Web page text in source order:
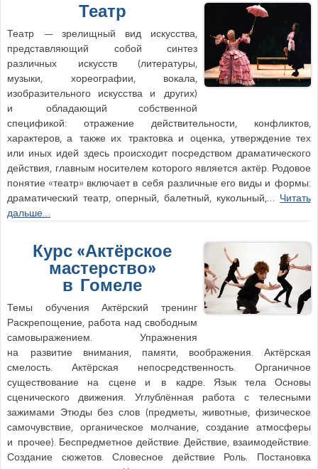
Театр
Театр — зрелищный вид искусства,
представляющий собой синтез
различных искусств (литературы,
музыки, хореографии, вокала,
изобразительного искусства и других)
и обладающий собственной
спецификой: отражение действительности, конфликтов,
характеров, а также их трактовка и оценка, утверждение тех
или иных идей здесь происходит посредством драматического
действия, главным носителем которого является актёр. Родовое
понятие «театр» включает в себя различные его виды и формы:
драматический театр, оперный, балетный, кукольный,… Читать
дальше…
Курс «Актёрское
мастерство»
в Гомеле
Темы обучения Актёрский тренинг
Раскрепощение, работа над свободным
самовыражением. Упражнения
на развитие внимания, памяти, воображения. Актёрская
смелость. Актёрская непосредственность. Органичное
существование на сцене и в кадре. Язык тела Основы
сценического движения. Углублённая работа с телесными
зажимами Этюды без слов (предметы, животные, физическое
самочувствие, органическое молчание, создание атмосферы
и прочее). Беспредметное действие. Действие, взаимодействие.
Создание сюжетов. Словесное действие Роль. Постановка